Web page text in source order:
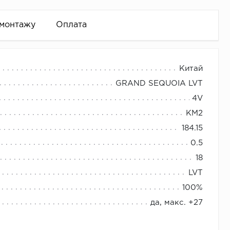
Оплата
Китай
GRAND SEQUOIA LVT
4V
КМ2
184.15
0.5
18
LVT
100%
да, макс. +27
в оазис роскоши и комфорта.
необходимое количество плинтуса.